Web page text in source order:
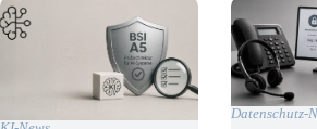
Datenschutz-